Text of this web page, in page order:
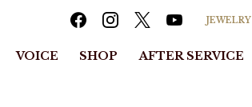
JEWELRY
VOICE SHOP AFTER SERVICE